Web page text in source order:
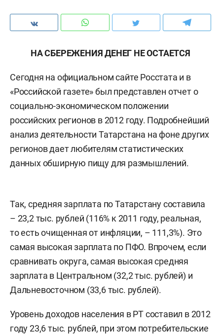
НА СБЕРЕЖЕНИЯ ДЕНЕГ НЕ ОСТАЕТСЯ
Сегодня на официальном сайте Росстата и в
«Российской газете» был представлен отчет о
социально-экономическом положении
российских регионов в 2012 году. Подробнейший
анализ деятельности Татарстана на фоне других
регионов дает любителям статистических
данных обширную пищу для размышлений.
Так, средняя зарплата по Татарстану составила
– 23,2 тыс. рублей (116% к 2011 году, реальная,
то есть очищенная от инфляции, – 111,3%). Это
самая высокая зарплата по ПФО. Впрочем, если
сравнивать округа, самая высокая средняя
зарплата в Центральном (32,2 тыс. рублей) и
Дальневосточном (33,6 тыс. рублей).
Уровень доходов населения в РТ составил в 2012
году 23,6 тыс. рублей, при этом потребительские